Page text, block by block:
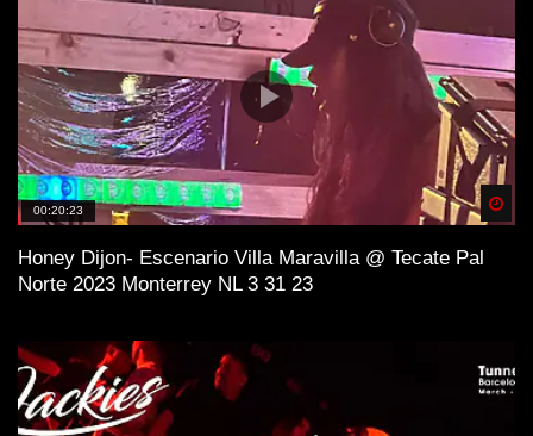
00:20:23
Honey Dijon- Escenario Villa Maravilla @ Tecate Pal
Norte 2023 Monterrey NL 3 31 23